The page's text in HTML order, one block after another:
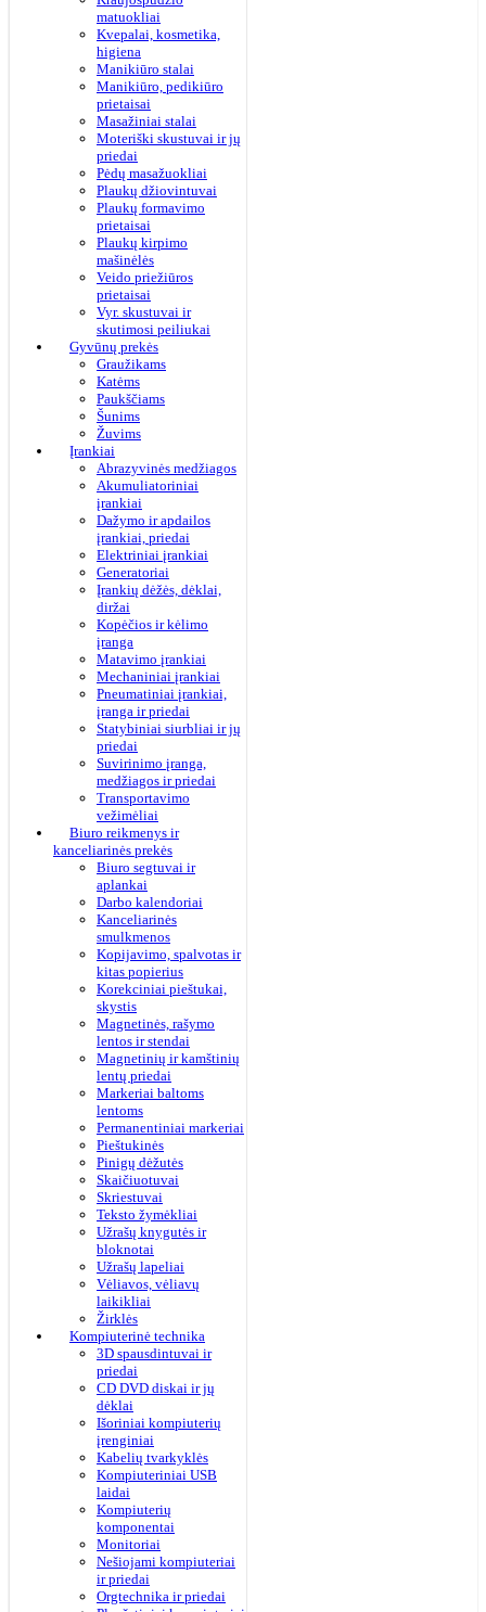
matuokliai
Kvepalai, kosmetika,
higiena
Manikiūro stalai
Manikiūro, pedikiūro
prietaisai
Masažiniai stalai
Moteriški skustuvai ir jų
priedai
Pėdų masažuokliai
Plaukų džiovintuvai
Plaukų formavimo
prietaisai
Plaukų kirpimo
mašinėlės
Veido priežiūros
prietaisai
Vyr. skustuvai ir
skutimosi peiliukai
Gyvūnų prekės
Graužikams
Katėms
Paukščiams
Šunims
Žuvims
Įrankiai
Abrazyvinės medžiagos
Akumuliatoriniai
įrankiai
Dažymo ir apdailos
įrankiai, priedai
Elektriniai įrankiai
Generatoriai
Įrankių dėžės, dėklai,
diržai
Kopėčios ir kėlimo
įranga
Matavimo įrankiai
Mechaniniai įrankiai
Pneumatiniai įrankiai,
įranga ir priedai
Statybiniai siurbliai ir jų
priedai
Suvirinimo įranga,
medžiagos ir priedai
Transportavimo
vežimėliai
Biuro reikmenys ir
kanceliarinės prekės
Biuro segtuvai ir
aplankai
Darbo kalendoriai
Kanceliarinės
smulkmenos
Kopijavimo, spalvotas ir
kitas popierius
Korekciniai pieštukai,
skystis
Magnetinės, rašymo
lentos ir stendai
Magnetinių ir kamštinių
lentų priedai
Markeriai baltoms
lentoms
Permanentiniai markeriai
Pieštukinės
Pinigų dėžutės
Skaičiuotuvai
Skriestuvai
Teksto žymėkliai
Užrašų knygutės ir
bloknotai
Užrašų lapeliai
Vėliavos, vėliavų
laikikliai
Žirklės
Kompiuterinė technika
3D spausdintuvai ir
priedai
CD DVD diskai ir jų
dėklai
Išoriniai kompiuterių
įrenginiai
Kabelių tvarkyklės
Kompiuteriniai USB
laidai
Kompiuterių
komponentai
Monitoriai
Nešiojami kompiuteriai
ir priedai
Orgtechnika ir priedai